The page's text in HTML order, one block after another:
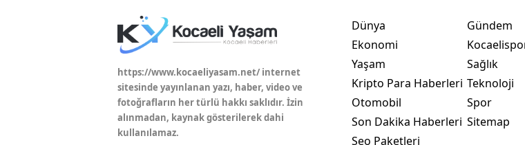
Çanakkale
Çankırı
Çorum
Denizli
https://www.kocaeliyasam.net/ internet
sitesinde yayınlanan yazı, haber, video ve
fotoğrafların her türlü hakkı saklıdır. İzin
alınmadan, kaynak gösterilerek dahi
kullanılamaz.
Dünya
Ekonomi
Yaşam
Kripto Para Haberleri
Otomobil
Son Dakika Haberleri
Seo Paketleri
Gündem
Sağlık
Teknoloji
Spor
Sitemap